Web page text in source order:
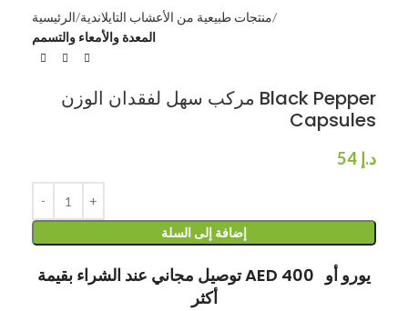
الرئيسية منتجات طبيعية من الأعشاب التايلاندية
المعدة والأمعاء والتسمم
مركب سهل لفقدان الوزن Black Pepper
Capsules
د.إ
إضافة إلى السلة
توصيل مجاني عند الشراء بقيمة AED 400 يورو أو
أكثر